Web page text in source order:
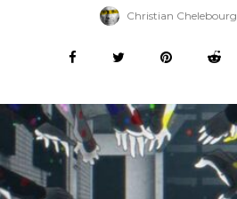
Christian Chelebourg